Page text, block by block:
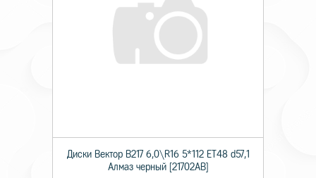
Диски Вектор В217 6,0\R16 5*112 ET48 d57,1
Алмаз черный [21702AB]